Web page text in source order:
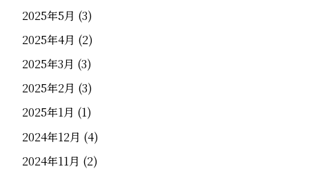
2025年5月 (3)
2025年4月 (2)
2025年3月 (3)
2025年2月 (3)
2025年1月 (1)
2024年12月 (4)
2024年11月 (2)